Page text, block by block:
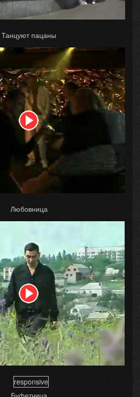
Танцуют пацаны
Любовница
responsive
Буфетчица